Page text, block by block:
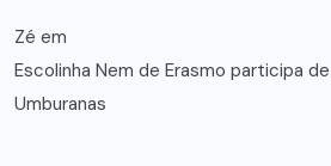
Zé em
Escolinha Nem de Erasmo participa
Umburanas